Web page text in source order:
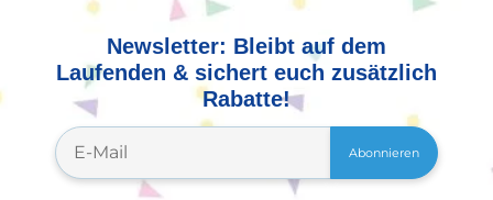
Newsletter: Bleibt auf dem
Laufenden & sichert euch zusätzlich
Rabatte!
Abonnieren